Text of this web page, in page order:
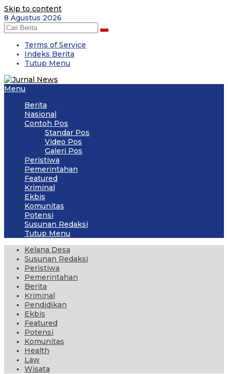
Skip to content
8 Agustus 2026
Terms of Service
Indeks Berita
Tutup Menu
Menu
Berita
Nasional
Contoh Pos
Standar Pos
Video Pos
Galeri Pos
Peristiwa
Pemerintahan
Featured
Kriminal
Ekbis
Komunitas
Potensi
Susunan Redaksi
Tutup Menu
Kelana Desa
Susunan Redaksi
Peristiwa
Pemerintahan
Berita
Kriminal
Pendidikan
Ekbis
Featured
Potensi
Komunitas
Health
Law
Wisata